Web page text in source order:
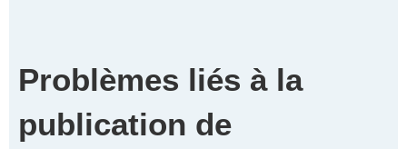
Problèmes liés à la
publication de